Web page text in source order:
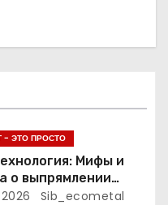
- ЭТО ПРОСТО
Мифы и
о выпрямлении
без покрасочной
Sib_ecometal